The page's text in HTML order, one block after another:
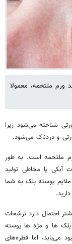
ملتحمه، معمولا
شناخته می‌شود زیرا
و دردناک می‌شود.
ملتحمه است. به طور
یا مخاطی تولید
پوسته پلک به شما
احتمال دارد ترشحات
ها و مژه ها پوسته
می‌یابد، اما قطره‌های